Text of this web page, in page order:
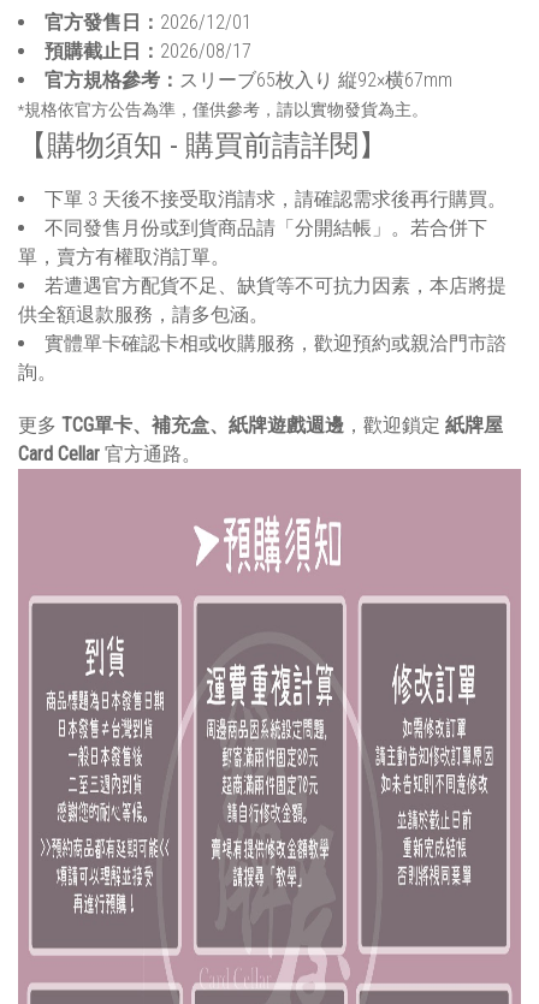
官方發售日： 2026/12/01
預購截止日： 2026/08/17
官方規格參考： スリーブ65枚入り 縦92×横67mm
*規格依官方公告為準，僅供參考，請以實物發貨為主。
【購物須知 - 購買前請詳閱】
下單 3 天後不接受取消請求，請確認需求後再行購買。
不同發售月份或到貨商品請「分開結帳」。若合併下
單，賣方有權取消訂單。
若遭遇官方配貨不足、缺貨等不可抗力因素，本店將提
供全額退款服務，請多包涵。
實體單卡確認卡相或收購服務，歡迎預約或親洽門市諮
詢。
更多 TCG單卡、補充盒、紙牌遊戲週邊 ，歡迎鎖定 紙牌屋
Card Cellar 官方通路。